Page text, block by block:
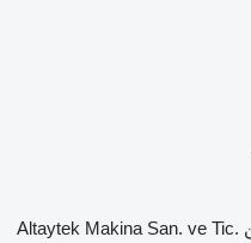
اشترك حتى تصلك الإعلانات الجديدة من Altaytek Makina San. ve Tic.